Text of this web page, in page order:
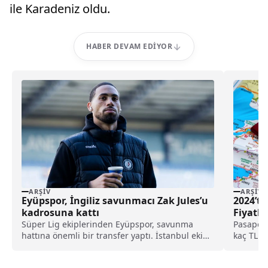
ile Karadeniz oldu.
HABER DEVAM EDIYOR
ARŞIV
Eyüpspor, İngiliz savunmacı Zak Jules’u
kadrosuna kattı
Süper Lig ekiplerinden Eyüpspor, savunma
hattına önemli bir transfer yaptı. İstanbul ekibi,
ARŞIV
kaç TL